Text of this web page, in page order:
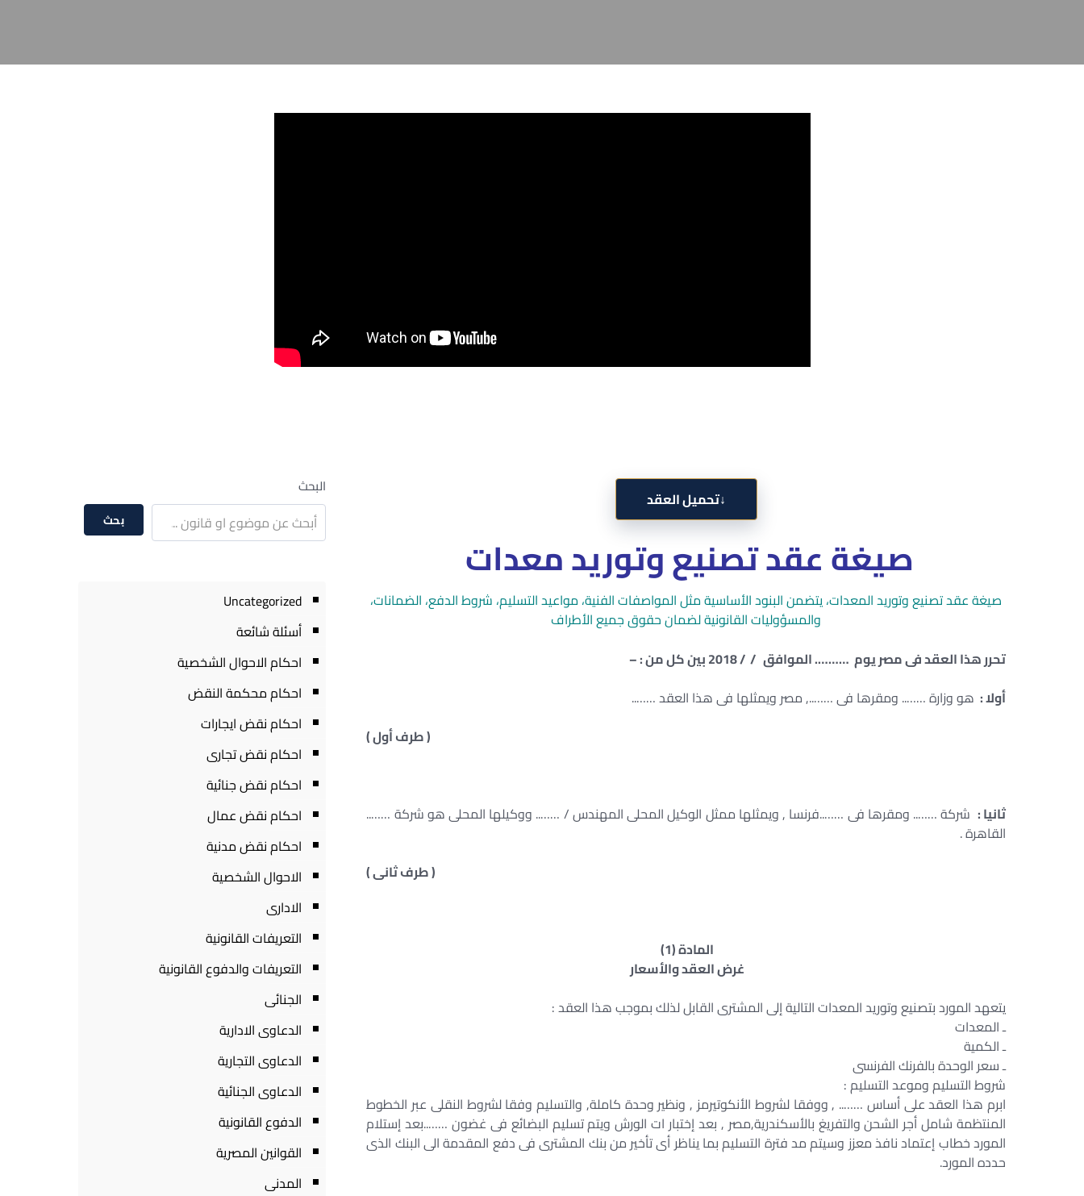
↓تحميل العقد
صيغة عقد تصنيع وتوريد معدات
صيغة عقد تصنيع وتوريد المعدات، يتضمن البنود الأساسية مثل المواصفات الفنية، مواعيد التسليم، شروط الدفع، الضمانات،
والمسؤوليات القانونية لضمان حقوق جميع الأطراف
تحرر هذا العقد فى مصر يوم ………. الموافق / / 2018 بين كل من : –
أولا : هو وزارة …….. ومقرها فى …….., مصر ويمثلها فى هذا العقد ……..
( طرف أول )
ثانيا : شركة …….. ومقرها فى ……..فرنسا , ويمثلها ممثل الوكيل المحلى المهندس / …….. ووكيلها المحلى هو شركة ……..
القاهرة .
( طرف ثانى )
المادة (1)
غرض العقد والأسعار
يتعهد المورد بتصنيع وتوريد المعدات التالية إلى المشترى القابل لذلك بموجب هذا العقد :
ـ المعدات
ـ الكمية
ـ سعر الوحدة بالفرنك الفرنسى
شروط التسليم وموعد التسليم :
ابرم هذا العقد على أساس …….. , ووفقا لشروط الأنكوتيرمز , ونظير وحدة كاملة, والتسليم وفقا لشروط النقلى عبر الخطوط
المنتظمة شامل أجر الشحن والتفريغ بالأسكندرية,مصر , بعد إختبار ات الورش ويتم تسليم البضائع فى غضون ……..بعد إستلام
المورد خطاب إعتماد نافذ معزز وسيتم مد فترة التسليم بما يناظر أى تأخير من بنك المشترى فى دفع المقدمة الى البنك الذى
حدده المورد.
البحث
بحث
Uncategorized
أسئلة شائعة
احكام الاحوال الشخصية
احكام محكمة النقض
احكام نقض ايجارات
احكام نقض تجارى
احكام نقض جنائية
احكام نقض عمال
احكام نقض مدنية
الاحوال الشخصية
الادارى
التعريفات القانونية
التعريفات والدفوع القانونية
الجنائى
الدعاوى الادارية
الدعاوى التجارية
الدعاوى الجنائية
الدفوع القانونية
القوانين المصرية
المدنى